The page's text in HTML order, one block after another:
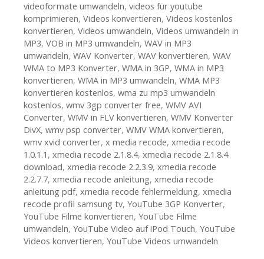
videoformate umwandeln, videos für youtube
komprimieren, Videos konvertieren, Videos kostenlos
konvertieren, Videos umwandeln, Videos umwandeln in
MP3, VOB in MP3 umwandeln, WAV in MP3
umwandeln, WAV Konverter, WAV konvertieren, WAV
WMA to MP3 Konverter, WMA in 3GP, WMA in MP3
konvertieren, WMA in MP3 umwandeln, WMA MP3
konvertieren kostenlos, wma zu mp3 umwandeln
kostenlos, wmv 3gp converter free, WMV AVI
Converter, WMV in FLV konvertieren, WMV Konverter
DivX, wmv psp converter, WMV WMA konvertieren,
wmv xvid converter, x media recode, xmedia recode
1.0.1.1 , xmedia recode 2.1.8.4, xmedia recode 2.1.8.4
download, xmedia recode 2.2.3.9, xmedia recode
2.2.7.7, xmedia recode anleitung, xmedia recode
anleitung pdf, xmedia recode fehlermeldung, xmedia
recode profil samsung tv, YouTube 3GP Konverter,
YouTube Filme konvertieren, YouTube Filme
umwandeln, YouTube Video auf iPod Touch, YouTube
Videos konvertieren, YouTube Videos umwandeln